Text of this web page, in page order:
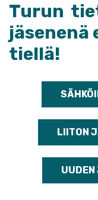
Turun
jäsenenä
tiellä!
LIITON